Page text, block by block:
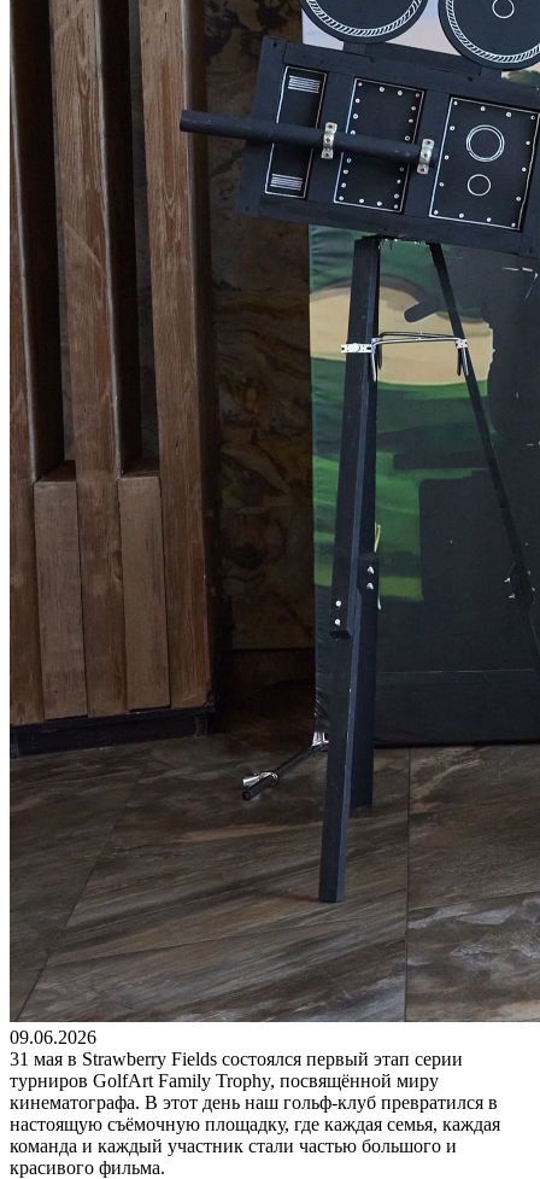
09.06.2026
31 мая в Strawberry Fields состоялся первый этап серии
турниров GolfArt Family Trophy, посвящённой миру
кинематографа. В этот день наш гольф-клуб превратился в
настоящую съёмочную площадку, где каждая семья, каждая
команда и каждый участник стали частью большого и
красивого фильма.